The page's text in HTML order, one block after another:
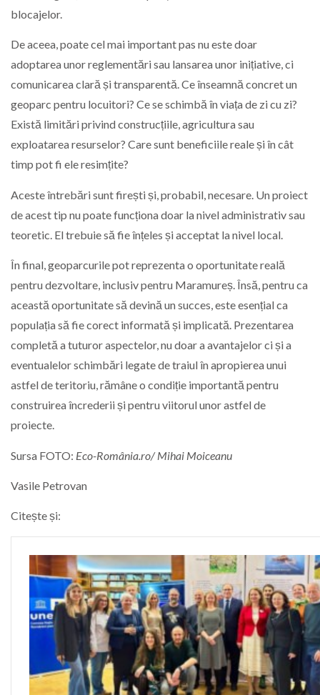
blocajelor.
De aceea, poate cel mai important pas nu este doar
adoptarea unor reglementări sau lansarea unor inițiative, ci
comunicarea clară și transparentă. Ce înseamnă concret un
geoparc pentru locuitori? Ce se schimbă în viața de zi cu zi?
Există limitări privind construcțiile, agricultura sau
exploatarea resurselor? Care sunt beneficiile reale și în cât
timp pot fi ele resimțite?
Aceste întrebări sunt firești și, probabil, necesare. Un proiect
de acest tip nu poate funcționa doar la nivel administrativ sau
teoretic. El trebuie să fie înțeles și acceptat la nivel local.
În final, geoparcurile pot reprezenta o oportunitate reală
pentru dezvoltare, inclusiv pentru Maramureș. Însă, pentru ca
această oportunitate să devină un succes, este esențial ca
populația să fie corect informată și implicată. Prezentarea
completă a tuturor aspectelor, nu doar a avantajelor ci și a
eventualelor schimbări legate de traiul în apropierea unui
astfel de teritoriu, rămâne o condiție importantă pentru
construirea încrederii și pentru viitorul unor astfel de
proiecte.
Sursa FOTO: Eco-România.ro/ Mihai Moiceanu
Vasile Petrovan
Citește și: